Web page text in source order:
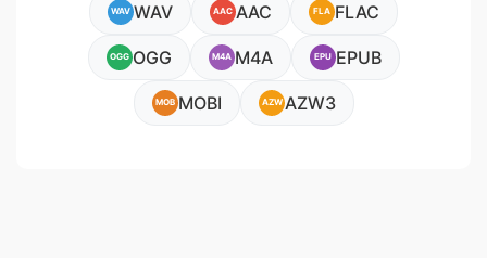
WAV WAV AAC AAC FLA FLAC
OGG OGG M4A M4A EPU EPUB
MOB MOBI AZWAZW3